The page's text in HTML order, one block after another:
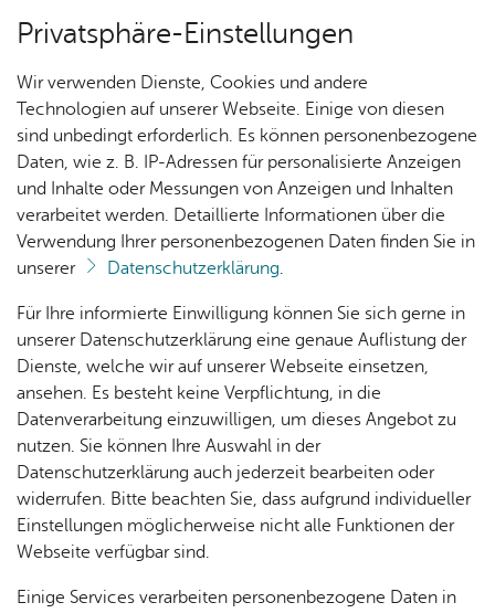
Ak­tu­el­les
Nach­
Ver­an­
stal­
tun­
gen
Kin­der­
pro­
gramm
Aus­
wahl­
Me­di­
tipps
Ver­an­stal­tun­gen
Oops, an error oc­cur­red! Re­quest: 80e­a­d67114e94
Ihr Kon­takt zu uns
Me­di­en­haus am See
Karl­stra­ße 42
88045 Fried­richs­ha­fen
Tel. +49 7541 203-53500
Kon­takt­for­mu­lar
Wei­te­re Infos
Öff­nungs­zei­ten
Bank­ver­bin­dung
Privatsphäre-Einstellungen
Wir verwenden Dienste, Cookies und andere
Technologien auf unserer Webseite. Einige von diesen
sind unbedingt erforderlich. Es können personenbezogene
Daten, wie z. B. IP-Adressen für personalisierte Anzeigen
und Inhalte oder Messungen von Anzeigen und Inhalten
verarbeitet werden. Detaillierte Informationen über die
Verwendung Ihrer personenbezogenen Daten finden Sie in
unserer
Datenschutzerklärung.
Für Ihre informierte Einwilligung können Sie sich gerne in
unserer Datenschutzerklärung eine genaue Auflistung der
Dienste, welche wir auf unserer Webseite einsetzen,
ansehen. Es besteht keine Verpflichtung, in die
Datenverarbeitung einzuwilligen, um dieses Angebot zu
nutzen. Sie können Ihre Auswahl in der
Datenschutzerklärung auch jederzeit bearbeiten oder
widerrufen. Bitte beachten Sie, dass aufgrund individueller
Einstellungen möglicherweise nicht alle Funktionen der
Webseite verfügbar sind.
Einige Services verarbeiten personenbezogene Daten in